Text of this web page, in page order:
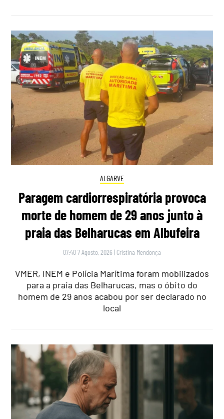
ALGARVE
Paragem cardiorrespiratória provoca
morte de homem de 29 anos junto à
praia das Belharucas em Albufeira
07:40 7 Agosto, 2026 | Cristina Mendonça
VMER, INEM e Polícia Marítima foram mobilizados
para a praia das Belharucas, mas o óbito do
homem de 29 anos acabou por ser declarado no
local